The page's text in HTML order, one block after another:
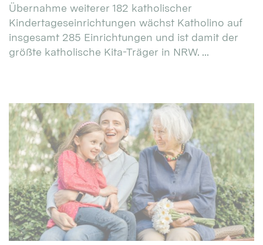
Übernahme weiterer 182 katholischer
Kindertageseinrichtungen wächst Katholino auf
insgesamt 285 Einrichtungen und ist damit der
größte katholische Kita-Träger in NRW. ...